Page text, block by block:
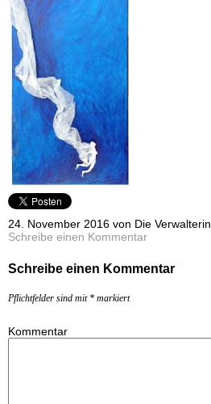
24. November 2016 von Die Verwalterin
Schreibe einen Kommentar
Schreibe einen Kommentar
Pflichtfelder sind mit * markiert
Kommentar